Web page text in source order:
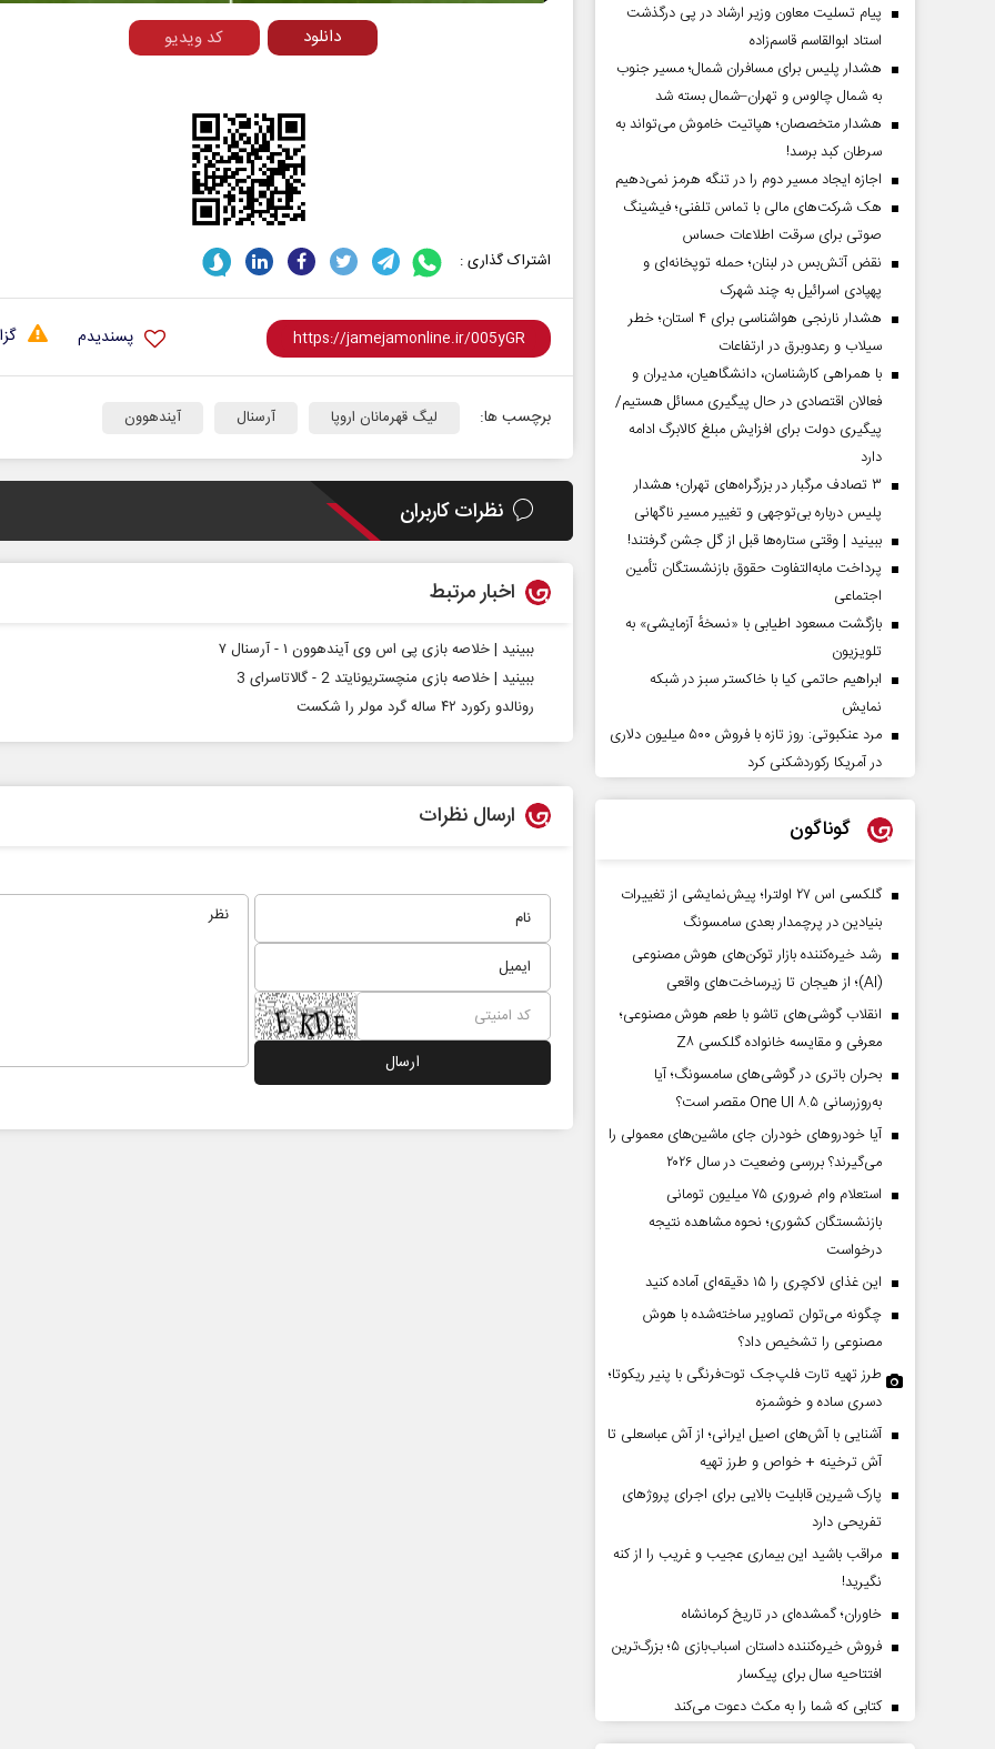
کد ویدیو دانلود
اشتراک گذاری :
پسندیدم
برچسب ها: لیگ قهرمانان اروپا آرسنال آیندهوون
نظرات کاربران
اخبار مرتبط
ببینید | خلاصه بازی پی اس وی آیندهوون ۱ - آرسنال ۷
ببینید | خلاصه بازی منچستریونایتد 2 - گالاتاسرای 3
رونالدو رکورد ۴۲ ساله گرد مولر را شکست
ارسال نظرات
پیام تسلیت معاون وزیر ارشاد در پی درگذشت
استاد ابوالقاسم قاسم‌زاده
هشدار پلیس برای مسافران شمال؛ مسیر جنوب
به شمال چالوس و تهران–شمال بسته شد
هشدار متخصصان؛ هپاتیت خاموش می‌تواند به
سرطان کبد برسد!
اجازه ایجاد مسیر دوم را در تنگه هرمز نمی‌دهیم
هک شرکت‌های مالی با تماس تلفنی؛ فیشینگ
صوتی برای سرقت اطلاعات حساس
نقض آتش‌بس در لبنان؛ حمله توپخانه‌ای و
پهپادی اسرائیل به چند شهرک
هشدار نارنجی هواشناسی برای ۴ استان؛ خطر
سیلاب و رعدوبرق در ارتفاعات
با همراهی کارشناسان، دانشگاهیان، مدیران و
فعالان اقتصادی در حال پیگیری مسائل هستیم/
پیگیری دولت برای افزایش مبلغ کالابرگ ادامه
دارد
۳ تصادف مرگبار در بزرگراه‌های تهران؛ هشدار
پلیس درباره بی‌توجهی و تغییر مسیر ناگهانی
ببینید | وقتی ستاره‌ها قبل از گل جشن گرفتند!
پرداخت مابه‌التفاوت حقوق بازنشستگان تأمین
اجتماعی
بازگشت مسعود اطیابی با «نسخهٔ آزمایشی» به
تلویزیون
ابراهیم حاتمی کیا با خاکستر سبز در شبکه
نمایش
مرد عنکبوتی: روز تازه با فروش ۵۰۰ میلیون دلاری
در آمریکا رکوردشکنی کرد
گوناگون
گلکسی اس ۲۷ اولترا؛ پیش‌نمایشی از تغییرات
بنیادین در پرچمدار بعدی سامسونگ
رشد خیره‌کننده بازار توکن‌های هوش مصنوعی
(AI)؛ از هیجان تا زیرساخت‌های واقعی
انقلاب گوشی‌های تاشو‌ با طعم هوش مصنوعی؛
معرفی و مقایسه خانواده گلکسی Z۸
بحران باتری در گوشی‌های سامسونگ؛ آیا
به‌روزرسانی One UI ۸.۵ مقصر است؟
آیا خودروهای خودران جای ماشین‌های معمولی را
می‌گیرند؟ بررسی وضعیت در سال ۲۰۲۶
استعلام وام ضروری ۷۵ میلیون تومانی
بازنشستگان کشوری؛ نحوه مشاهده نتیجه
درخواست
این غذای لاکچری را ۱۵ دقیقه‌ای آماده کنید
چگونه می‌توان تصاویر ساخته‌شده با هوش
مصنوعی را تشخیص داد؟
طرز تهیه تارت فلپ‌جک توت‌فرنگی با پنیر ریکوتا؛
دسری ساده و خوشمزه
آشنایی با آش‌های اصیل ایرانی؛ از آش عباسعلی تا
آش ترخینه + خواص و طرز تهیه
پارک شیرین قابلیت‌ بالایی برای اجرای پروژهای
تفریحی دارد
مراقب باشید این بیماری عجیب و غریب را از کنه
نگیرید!
خاوران؛ گمشده‌ای در تاریخ کرمانشاه
فروش خیره‌کننده داستان اسباب‌بازی ۵؛ بزرگ‌ترین
افتتاحیه سال برای پیکسار
کتابی که شما را به مکث دعوت می‌کند
عقب‌نشینی ترامپ؟
- تحلیلگر مسائل سیاسی
دکتر حکیمه سقای